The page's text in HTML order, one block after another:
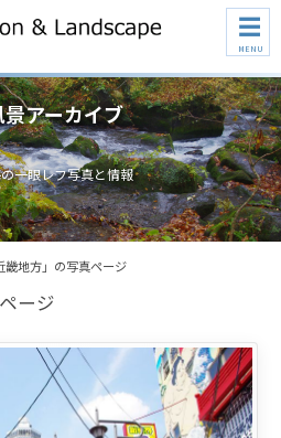
☰
MENU
アーカイブ
一眼レフ写真と情報
畿地方」の写真ページ
ージ